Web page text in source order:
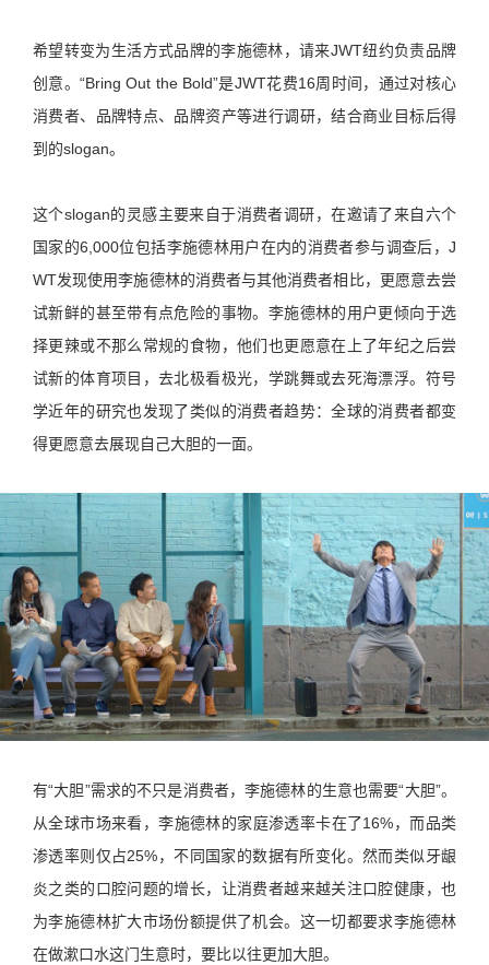
希望转变为生活方式品牌的李施德林，请来JWT纽约负责品牌
创意。“Bring Out the Bold”是JWT花费16周时间，通过对核心
消费者、品牌特点、品牌资产等进行调研，结合商业目标后得
到的slogan。
这个slogan的灵感主要来自于消费者调研，在邀请了来自六个
国家的6,000位包括李施德林用户在内的消费者参与调查后，J
WT发现使用李施德林的消费者与其他消费者相比，更愿意去尝
试新鲜的甚至带有点危险的事物。李施德林的用户更倾向于选
择更辣或不那么常规的食物，他们也更愿意在上了年纪之后尝
试新的体育项目，去北极看极光，学跳舞或去死海漂浮。符号
学近年的研究也发现了类似的消费者趋势：全球的消费者都变
得更愿意去展现自己大胆的一面。
有“大胆”需求的不只是消费者，李施德林的生意也需要“大胆”。
从全球市场来看，李施德林的家庭渗透率卡在了16%，而品类
渗透率则仅占25%，不同国家的数据有所变化。然而类似牙龈
炎之类的口腔问题的增长，让消费者越来越关注口腔健康，也
为李施德林扩大市场份额提供了机会。这一切都要求李施德林
在做漱口水这门生意时，要比以往更加大胆。